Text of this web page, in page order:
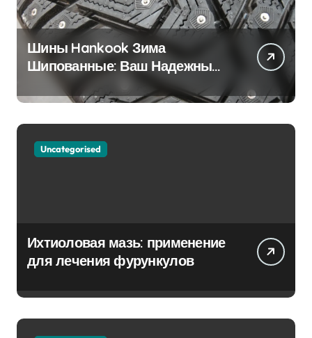
Шины Hankook Зима
Шипованные: Ваш Надежный
Партнёр на Снежных Дорогах
Uncategorised
Ихтиоловая мазь: применение
для лечения фурункулов